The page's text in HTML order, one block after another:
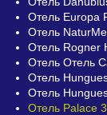
Отель Europa
Отель
Отель Rogner
Отель Отель
Отель
Отель
Отель Palace